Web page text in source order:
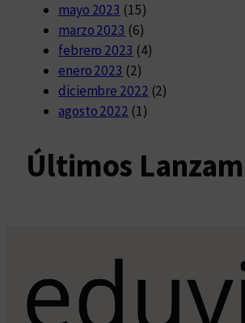
mayo 2023 (15)
marzo 2023 (6)
febrero 2023 (4)
enero 2023 (2)
diciembre 2022 (2)
agosto 2022 (1)
Últimos